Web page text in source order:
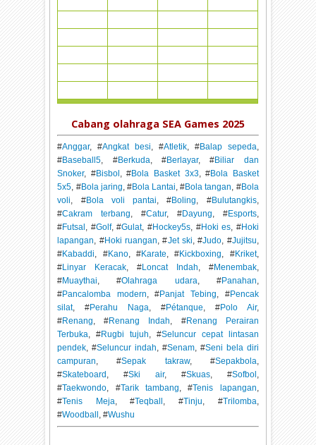
Cabang olahraga SEA Games 2025
#Anggar, #Angkat besi , #Atletik, #Balap sepeda
#Baseball5 , #Berkuda , #Berlayar, #Biliar dan
Snoker, #Bisbol , #Bola Basket 3x3, #Bola Basket
5x5 , #Bola jaring , #Bola Lantai , #Bola tangan , #Bola
voli , #Bola voli pantai , #Boling , #Bulutangkis,
#Cakram terbang , #Catur, #Dayung , #Esports,
#Futsal , #Golf, #Gulat, #Hockey5s , #Hoki es , #Hoki
lapangan , #Hoki ruangan , #Jet ski , #Judo , #Jujitsu
#Kabaddi , #Kano, #Karate , #Kickboxing , #Kriket,
#Linyar Keracak , #Loncat Indah , #Menembak,
#Muaythai , #Olahraga udara , #Panahan
#Pancalomba modern , #Panjat Tebing , #Pencak
silat, #Perahu Naga , #Pétanque , #Polo Air,
#Renang , #Renang Indah , #Renang Perairan
Terbuka , #Rugbi tujuh , #Seluncur cepat lintasan
pendek , #Seluncur indah , #Senam , #Seni bela diri
campuran , #Sepak takraw, #Sepakbola
#Skateboard , #Ski air, #Skuas, #Sofbol
#Taekwondo , #Tarik tambang , #Tenis lapangan
#Tenis Meja , #Teqball , #Tinju , #Trilomba
#Woodball , #Wushu